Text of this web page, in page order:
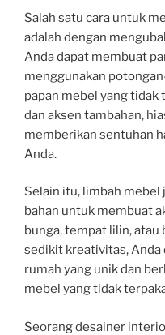
Salah satu cara untuk
adalah dengan
Anda dapat membuat
menggunakan
papan mebel yang tidak
dan aksen tambahan,
memberikan sentuhan
Anda.
Selain itu, limbah mebel
bahan untuk membuat
bunga, tempat lilin, atau
sedikit kreativitas, Anda
rumah yang unik dan
mebel yang tidak
Seorang desainer